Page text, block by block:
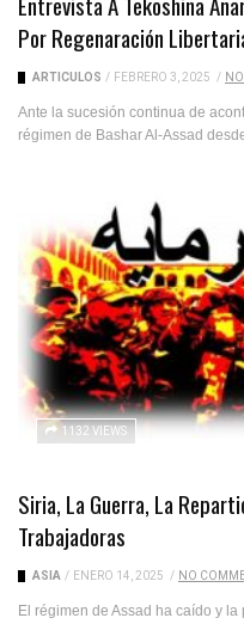
Por Regenaración
ARTICULOS / FEBRERO 3, 2025 /
Ante la sucesión continua de
régimen de Bashar Al-Assad
1132 VIEWS
Siria, La Guerra, La
Trabajadoras
ASIA / ENERO 14, 2025 / NO
El régimen de Assad ha caído y